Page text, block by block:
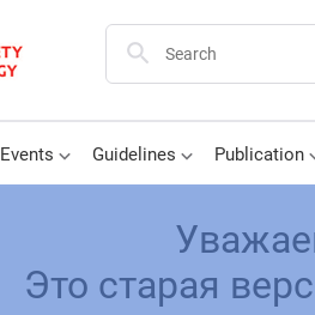
Events Guidelines Publication
Это старая